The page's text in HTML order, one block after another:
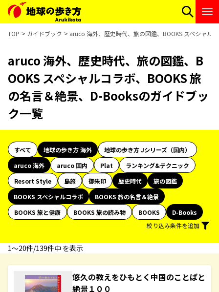
TOP ガイドブック aruco 海外、歴史時代、旅の図鑑、BOOKS スペシャル
aruco 海外、歴史時代、旅の図鑑、B
OOKS スペシャルコラボ、BOOKS 旅
の名言＆絶景、D-Booksのガイドブッ
ク一覧
すべて 地球の歩き方 海外
地球の歩き方 Jシリーズ（国内）
aruco 海外
aruco 国内 Plat
ランキング&テクニック
Resort Style
島旅 御朱印 歴史時代
旅の図鑑
BOOKS スペシャルコラボ
BOOKS 旅の名言＆絶景
BOOKS 旅と健康
BOOKS 旅の読み物 BOOKS
D-Books
絞り込み条件を追加
1〜20件/139件中 を表示
悠久の教えをひもとく中国のことばと
絶景１００